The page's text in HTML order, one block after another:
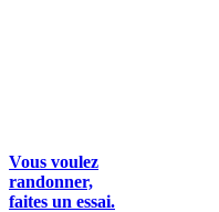
Vous voulez
randonner,
faites un essai.